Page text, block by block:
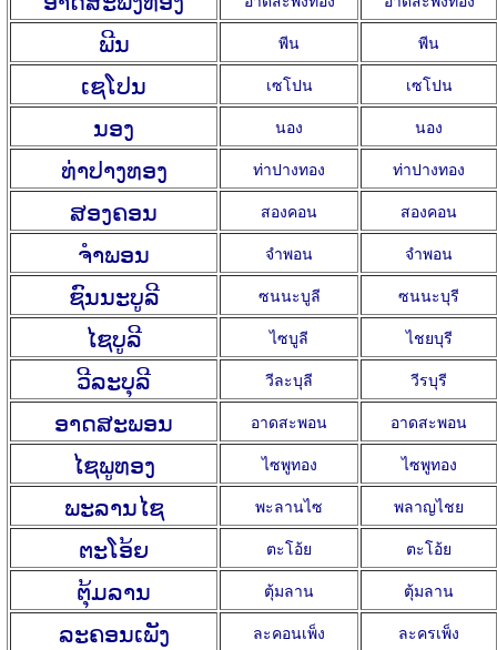
ພີນ พีน พีน
ເຊໂປນ เซโปน เซโปน
ນອງ นอง นอง
ທ່າປາງທອງ ท่าปางทอง ท่าปางทอง
ສອງຄອນ สองคอน สองคอน
ຈຳພອນ จำพอน จำพอน
ຊົນນະບູລີ ซนนะบูลี ซนนะบุรี
ໄຊບູລີ ไซบูลี ไชยบุรี
ວີລະບຸລີ วีละบุลี วีรบุรี
ອາດສະພອນ อาดสะพอน อาดสะพอน
ໄຊພູທອງ ไซพูทอง ไซพูทอง
ພະລານໄຊ พะลานไซ พลาญไชย
ຕະໂອ້ຍ ตะโอ้ย ตะโอ้ย
ຕຸ້ມລານ ตุ้มลาน ตุ้มลาน
ລະຄອນເພັງ ละคอนเพ็ง ละครเพ็ง